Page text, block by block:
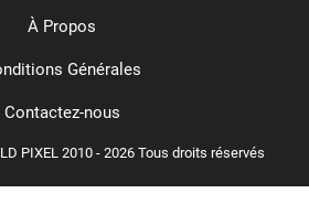
PIXEL 2010 - 2026 Tous droits réservés
À Propos
Générales
Contactez-nous